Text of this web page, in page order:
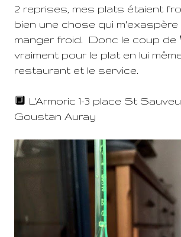
2 reprises, mes plats étaient
bien une chose qui
manger froid. Donc le coup de
vraiment pour le plat en lui
restaurant et le service.
🔲 L'Armoric 1-3 place St
Goustan Auray